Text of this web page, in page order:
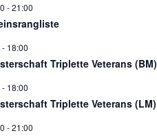
-21:00
- 18:00
Triplette Veterans (BM)
- 18:00
Triplette Veterans (LM)
-21:00